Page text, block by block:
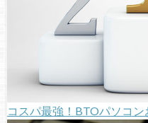
コスパ最強！BTOパソコ